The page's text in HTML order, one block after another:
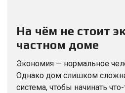
На чём не стоит
частном доме
Экономия — нормальное
Однако дом слишком
система, чтобы начинать